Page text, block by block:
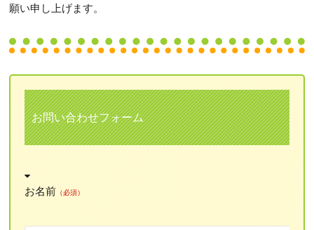
願い申し上げます。
お問い合わせフォーム
お名前 （必須）